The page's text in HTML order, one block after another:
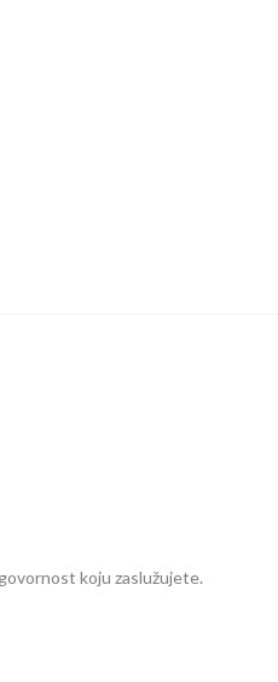
koju zaslužujete.